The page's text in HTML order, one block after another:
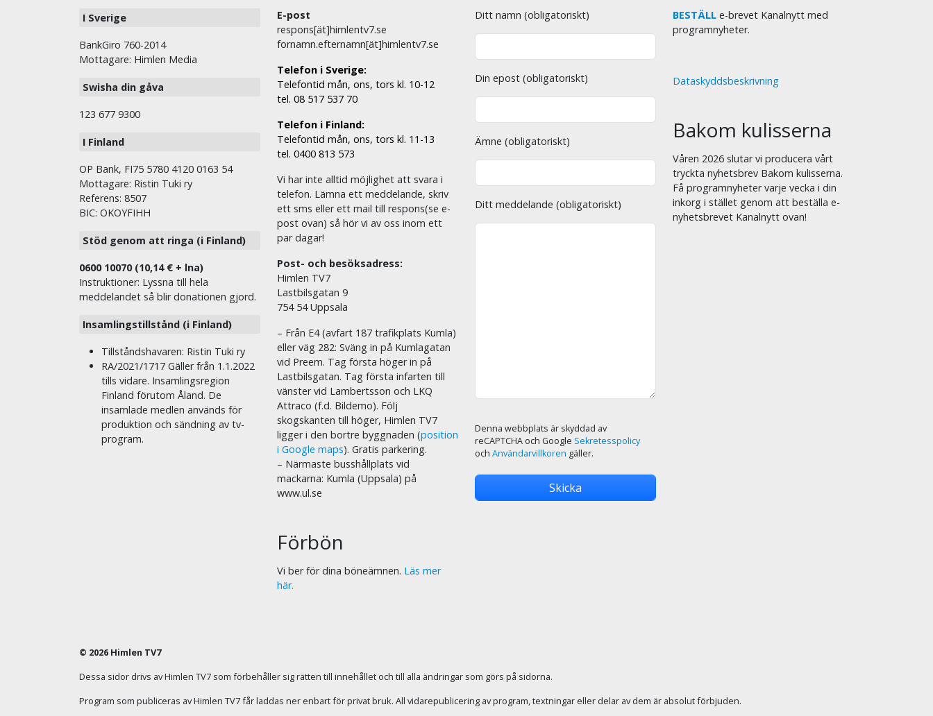
I Sverige
BankGiro 760-2014
Mottagare: Himlen Media
Swisha din gåva
123 677 9300
I Finland
OP Bank, FI75 5780 4120 0163 54
Mottagare: Ristin Tuki ry
Referens: 8507
BIC: OKOYFIHH
Stöd genom att ringa (i Finland)
0600 10070 (10,14 € + lna)
Instruktioner: Lyssna till hela
meddelandet så blir donationen gjord.
Insamlingstillstånd (i Finland)
Tillståndshavaren: Ristin Tuki ry
RA/2021/1717 Gäller från 1.1.2022
tills vidare. Insamlingsregion
Finland förutom Åland. De
insamlade medlen används för
produktion och sändning av tv-
program.
E-post
respons[ät]himlentv7.se
fornamn.efternamn[ät]himlentv7.se
Telefon i Sverige:
Telefontid mån, ons, tors kl. 10-12
tel. 08 517 537 70
Telefon i Finland:
Telefontid mån, ons, tors kl. 11-13
tel. 0400 813 573
Vi har inte alltid möjlighet att svara i
telefon. Lämna ett meddelande, skriv
ett sms eller ett mail till respons(se e-
post ovan) så hör vi av oss inom ett
par dagar!
Post- och besöksadress:
Himlen TV7
Lastbilsgatan 9
754 54 Uppsala
– Från E4 (avfart 187 trafikplats Kumla)
eller väg 282: Sväng in på Kumlagatan
vid Preem. Tag första höger in på
Lastbilsgatan. Tag första infarten till
vänster vid Lambertsson och LKQ
Attraco (f.d. Bildemo). Följ
skogskanten till höger, Himlen TV7
ligger i den bortre byggnaden (position
i Google maps). Gratis parkering.
– Närmaste busshållplats vid
mackarna: Kumla (Uppsala) på
www.ul.se
Förbön
Vi ber för dina böneämnen. Läs mer
här.
Ditt namn (obligatoriskt)
Din epost (obligatoriskt)
Ämne (obligatoriskt)
Ditt meddelande (obligatoriskt)
Denna webbplats är skyddad av
reCAPTCHA och Google Sekretesspolicy
och Användarvillkoren gäller.
BESTÄLL e-brevet Kanalnytt med
programnyheter.
Dataskyddsbeskrivning
Bakom kulisserna
Våren 2026 slutar vi producera vårt
tryckta nyhetsbrev Bakom kulisserna.
Få programnyheter varje vecka i din
inkorg i stället genom att beställa e-
nyhetsbrevet Kanalnytt ovan!
© 2026 Himlen TV7
Dessa sidor drivs av Himlen TV7 som förbehåller sig rätten till innehållet och till alla ändringar som görs på sidorna.
Program som publiceras av Himlen TV7 får laddas ner enbart för privat bruk. All vidarepublicering av program, textningar eller delar av dem är absolut förbjuden.